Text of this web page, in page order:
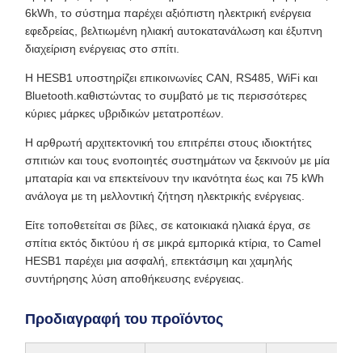
6kWh, το σύστημα παρέχει αξιόπιστη ηλεκτρική ενέργεια
εφεδρείας, βελτιωμένη ηλιακή αυτοκατανάλωση και έξυπνη
διαχείριση ενέργειας στο σπίτι.
Η HESB1 υποστηρίζει επικοινωνίες CAN, RS485, WiFi και
Bluetooth.καθιστώντας το συμβατό με τις περισσότερες
κύριες μάρκες υβριδικών μετατροπέων.
Η αρθρωτή αρχιτεκτονική του επιτρέπει στους ιδιοκτήτες
σπιτιών και τους ενοποιητές συστημάτων να ξεκινούν με μία
μπαταρία και να επεκτείνουν την ικανότητα έως και 75 kWh
ανάλογα με τη μελλοντική ζήτηση ηλεκτρικής ενέργειας.
Είτε τοποθετείται σε βίλες, σε κατοικιακά ηλιακά έργα, σε
σπίτια εκτός δικτύου ή σε μικρά εμπορικά κτίρια, το Camel
HESB1 παρέχει μια ασφαλή, επεκτάσιμη και χαμηλής
συντήρησης λύση αποθήκευσης ενέργειας.
Προδιαγραφή του προϊόντος